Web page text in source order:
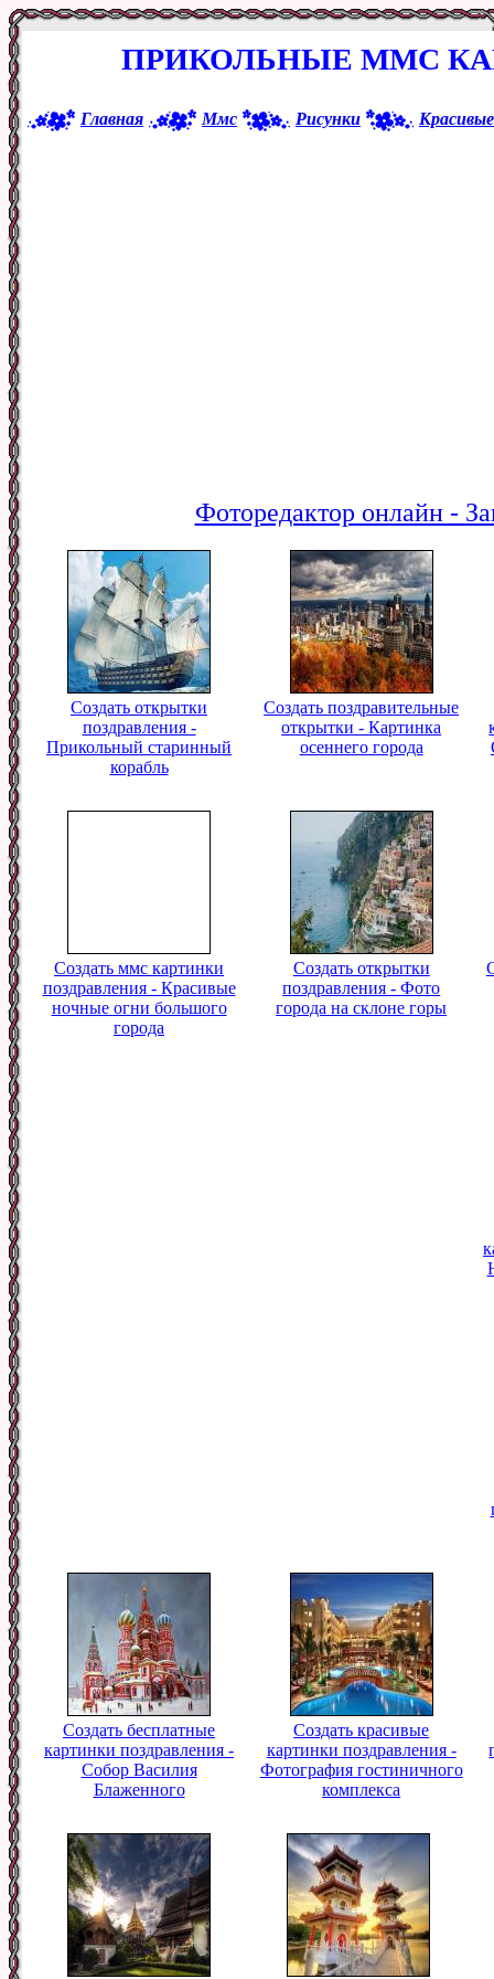
ПРИКОЛЬНЫЕ ММС
Главная Ммс Рисунки Красивые
Фоторедактор онлайн -
Создать открытки
поздравления -
Прикольный старинный
корабль
Создать поздравительные
открытки - Картинка
осеннего города
Создать ммс картинки
поздравления - Красивые
ночные огни большого
города
Создать открытки
поздравления - Фото
города на склоне горы
Создать бесплатные
картинки поздравления -
Собор Василия
Блаженного
Создать красивые
картинки поздравления -
Фотография гостиничного
комплекса